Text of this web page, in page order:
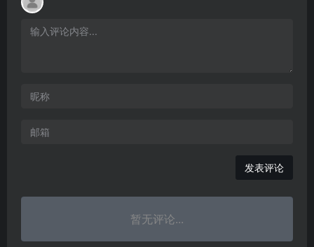
发表评论
暂无评论...